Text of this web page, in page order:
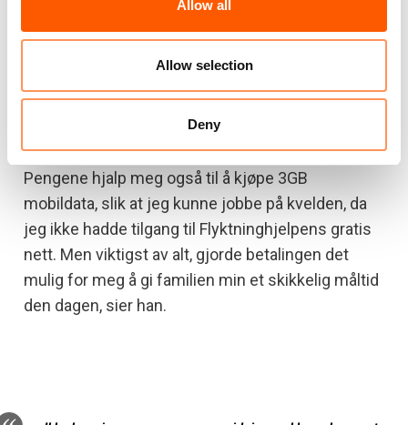
Allow all
Allow selection
Deny
første dataregistreringsjobb. Jeg gjorde jobben
og fikk fem dollar. Det å tjene de fem dollarene
motiverte meg voldsomt til å skaffe flere oppdrag.
Jeg forstod at det var mulig å tjene penger online.
Pengene hjalp meg også til å kjøpe 3GB
mobildata, slik at jeg kunne jobbe på kvelden, da
jeg ikke hadde tilgang til Flyktninghjelpens gratis
nett. Men viktigst av alt, gjorde betalingen det
mulig for meg å gi familien min et skikkelig måltid
den dagen, sier han.